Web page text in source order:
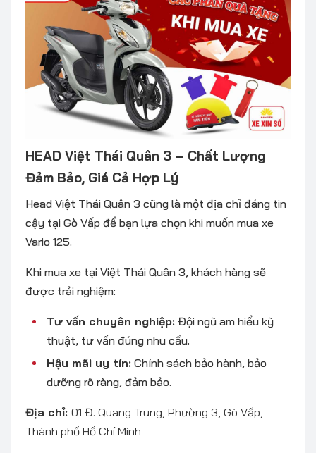
HEAD Việt Thái Quân 3 – Chất Lượng
Đảm Bảo, Giá Cả Hợp Lý
Head Việt Thái Quân 3 cũng là một địa chỉ đáng tin
cậy tại Gò Vấp để bạn lựa chọn khi muốn mua xe
Vario 125.
Khi mua xe tại Việt Thái Quân 3, khách hàng sẽ
được trải nghiệm:
Tư vấn chuyên nghiệp: Đội ngũ am hiểu kỹ
thuật, tư vấn đúng nhu cầu.
Hậu mãi uy tín: Chính sách bảo hành, bảo
dưỡng rõ ràng, đảm bảo.
Địa chỉ: 01 Đ. Quang Trung, Phường 3, Gò Vấp,
Thành phố Hồ Chí Minh